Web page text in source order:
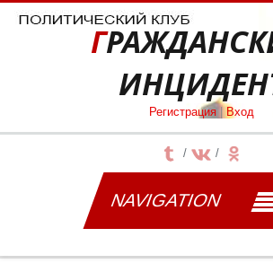
ГРАЖДАНСКИЙ
Регистрация Вход
NAVIGATION